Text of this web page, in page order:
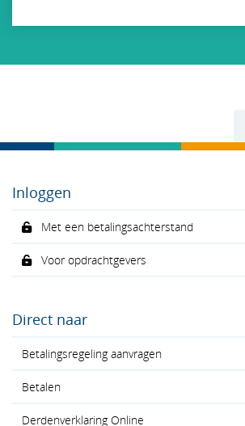
Inloggen
Met een betalingsachterstand
Voor opdrachtgevers
Direct naar
Betalingsregeling aanvragen
Betalen
Derdenverklaring Online